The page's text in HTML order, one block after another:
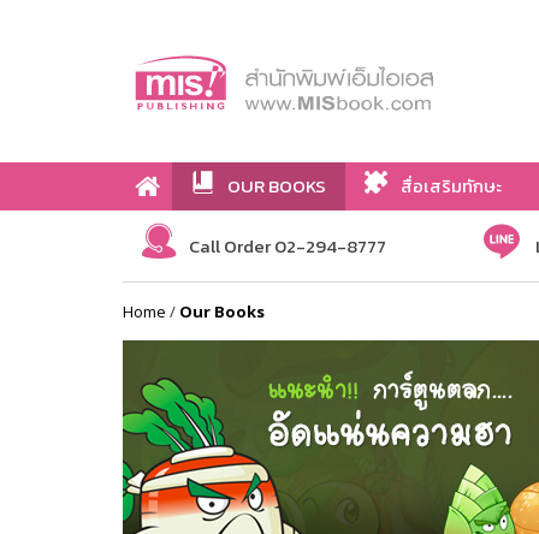
OUR BOOKS สื่อเสริมทักษะ
Call Order 02-294-8777
Home / Our Books